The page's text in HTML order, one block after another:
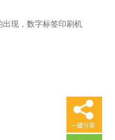
现，数字标签印刷机